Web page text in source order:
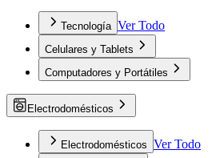
Tecnología Ver Todo
Celulares y Tablets
Computadores y Portátiles
Electrodomésticos
Electrodomésticos Ver Todo